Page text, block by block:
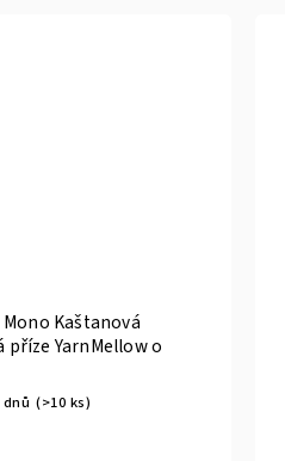
Kaštanová
příze YarnMellow o
(>10 ks)